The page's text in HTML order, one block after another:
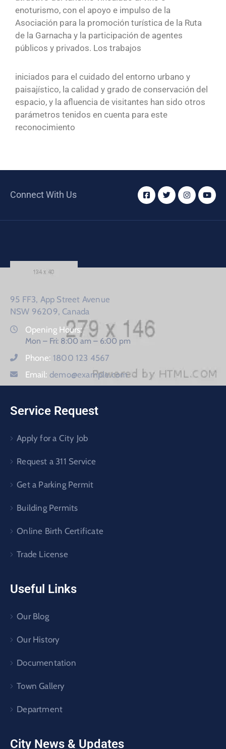
enoturismo, con el apoyo e impulso de la
Asociación para la promoción turística de la Ruta
de la Garnacha y la participación de agentes
públicos y privados. Los trabajos
iniciados para el cuidado del entorno urbano y
paisajístico, la calidad y grado de conservación del
espacio, y la afluencia de visitantes han sido otros
parámetros tenidos en cuenta para este
reconocimiento
Connect With Us
95 FF3, App Street Avenue
NSW 96209, Canada
Opening Hours:
Mon – Fri: 8:00 am – 6:00 pm
Phone: 1800 123 4567
Email: demo@example.com
Service Request
Apply for a City Job
Request a 311 Service
Get a Parking Permit
Building Permits
Online Birth Certificate
Trade License
Useful Links
Our Blog
Our History
Documentation
Town Gallery
Department
City News & Updates